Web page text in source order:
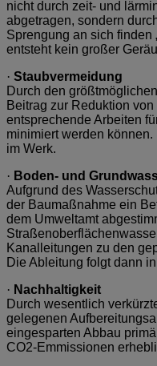
nicht durch zeit- und
abgetragen, sondern
Sprengung an sich finden
entsteht kein großer
· Staubvermeidung
Durch den
Beitrag zur Reduktion
entsprechende Arbeiten
minimiert werden
im Werk.
· Boden- und
Aufgrund des
der Baumaßnahme ein
dem Umweltamt
Kanalleitungen zu den
Die Ableitung folgt dann
· Nachhaltigkeit
Durch wesentlich
gelegenen
eingesparten Abbau
CO2-Emmissionen